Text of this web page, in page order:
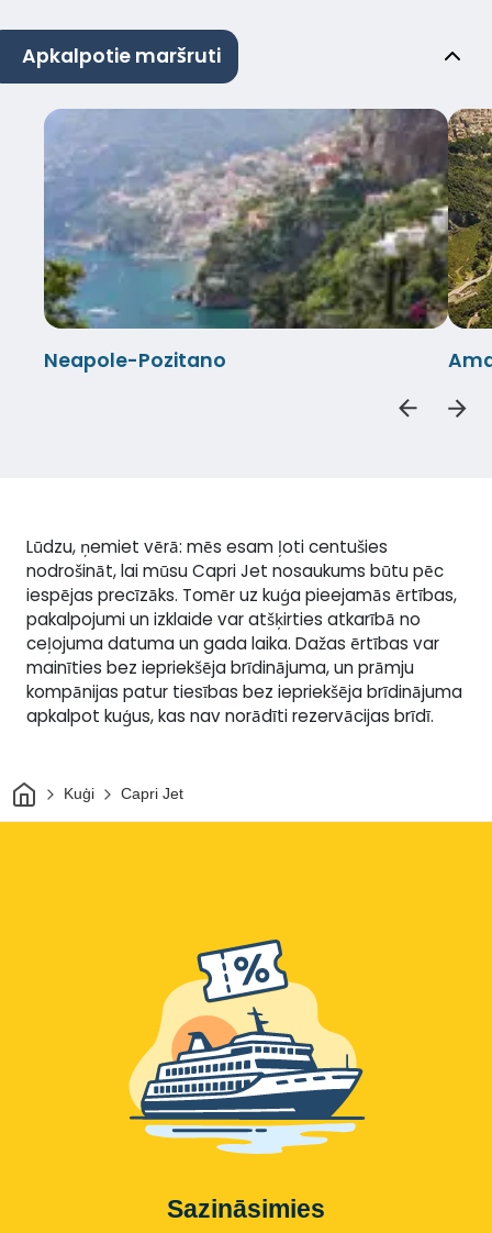
Apkalpotie maršruti
Neapole-Pozitano
Lūdzu, ņemiet vērā: mēs esam ļoti centušies
nodrošināt, lai mūsu Capri Jet nosaukums būtu pēc
iespējas precīzāks. Tomēr uz kuģa pieejamās ērtības,
pakalpojumi un izklaide var atšķirties atkarībā no
ceļojuma datuma un gada laika. Dažas ērtības var
mainīties bez iepriekšēja brīdinājuma, un prāmju
kompānijas patur tiesības bez iepriekšēja brīdinājuma
apkalpot kuģus, kas nav norādīti rezervācijas brīdī.
Sākums
Kuģi Capri Jet
Sazināsimies